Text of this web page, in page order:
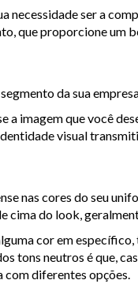
necessidade ser a
que proporcione um
da sua
a imagem que você
visual
nas cores do seu
cima do look,
cor em
tons neutros é que,
com diferentes opções.